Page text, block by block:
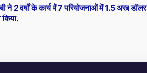
post:
ने 2 वर्षों के कार्य में 7 परियोजनाओं में 1.5 अरब
किया.